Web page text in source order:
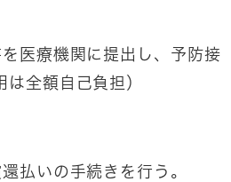
を医療機関に提出し、予防接
全額自己負担）
払いの手続きを行う。